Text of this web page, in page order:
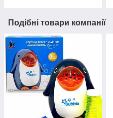
Подібні товари компанії